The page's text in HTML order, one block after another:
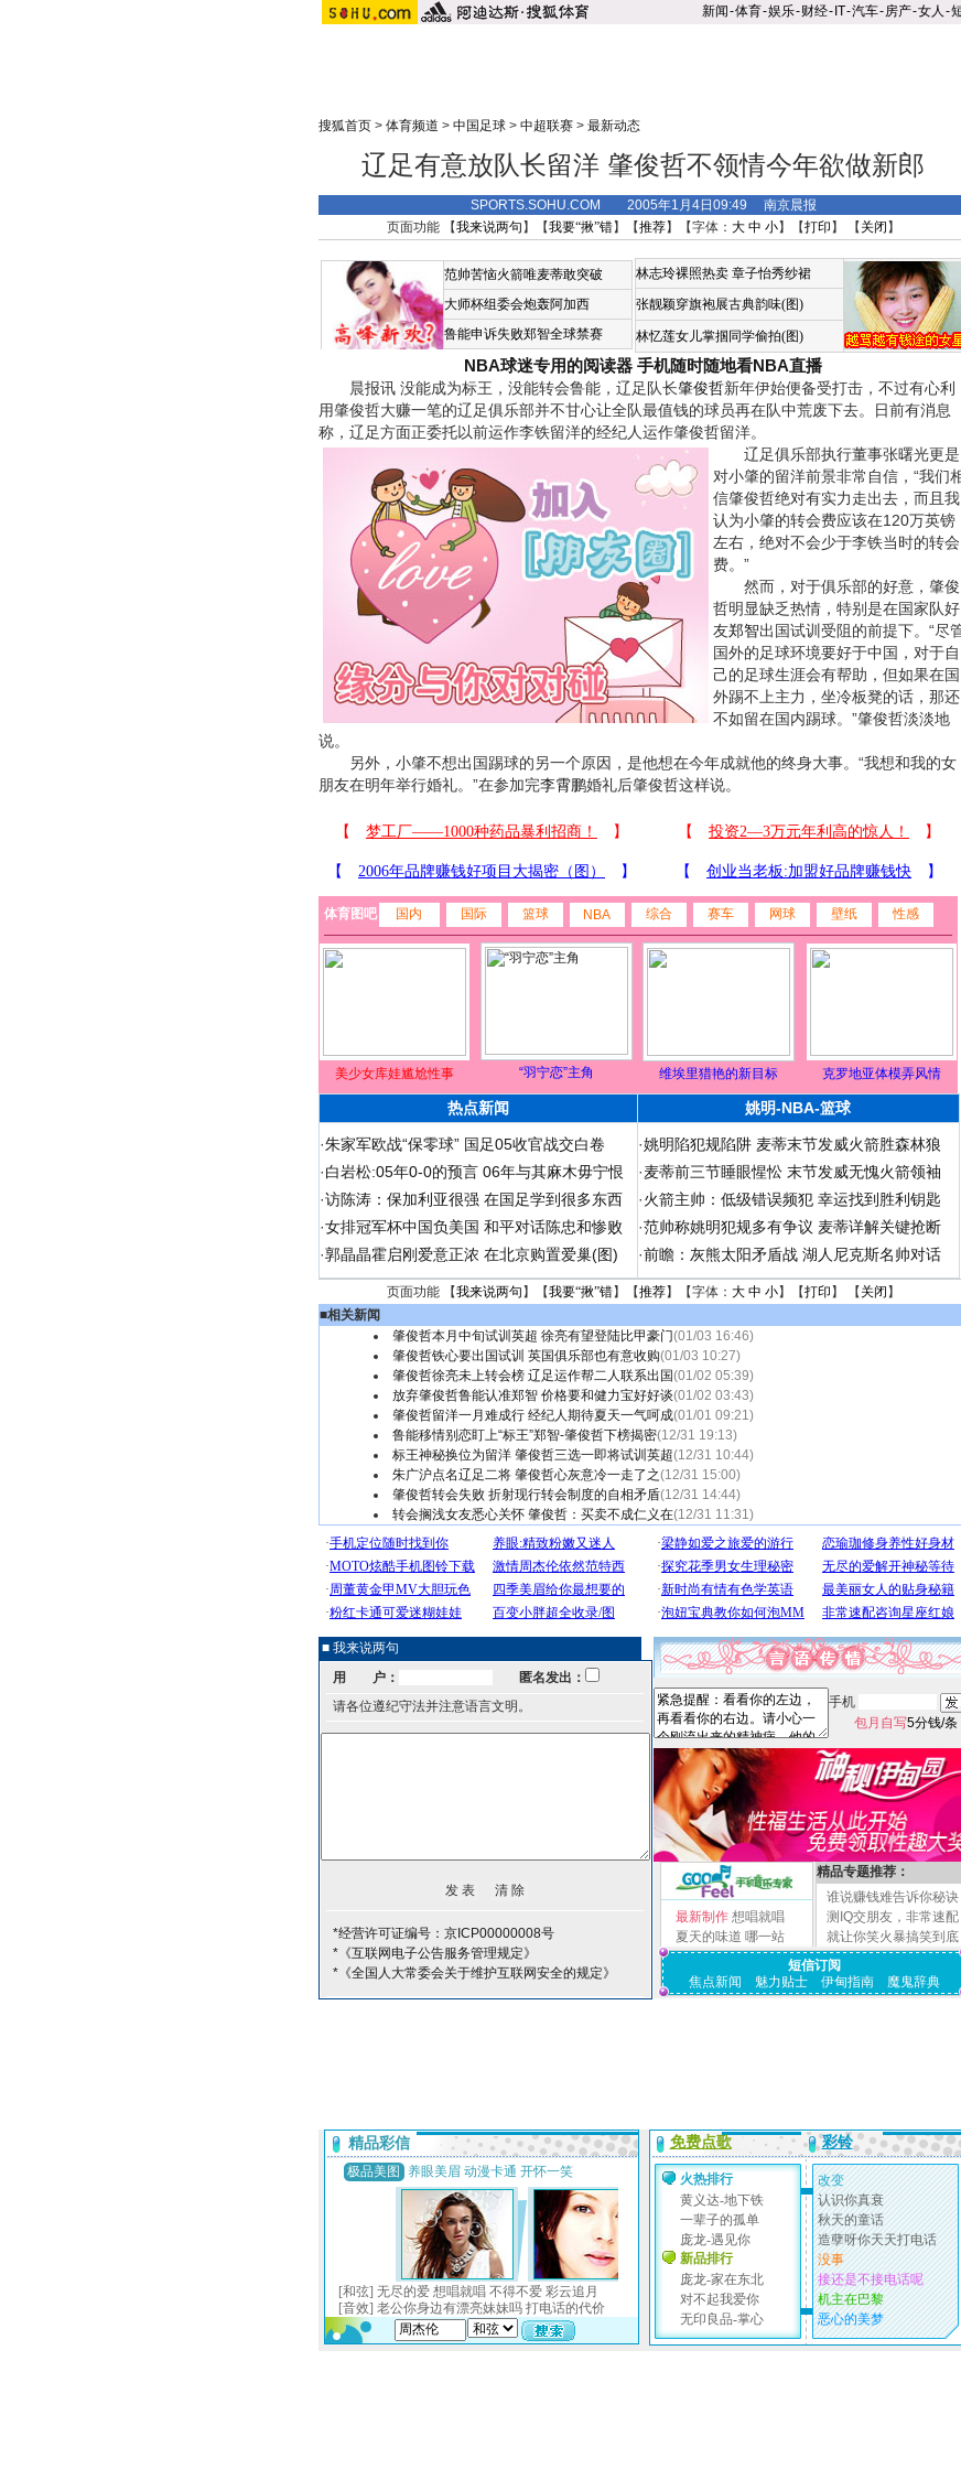
新闻-体育-娱乐-财经- IT-汽车-房产-女人 -
搜狐首页> 体育频道 > 中国足球> 中超联赛> 最新动态
辽足有意放队长留洋 肇俊哲不领情今年欲做新郎
SPORTS.SOHU.COM 2005年1月4日09:49 南京晨报
页面功能 【我来说两句 】【我要“揪”错】【推荐】【字体： 大 中 小】【打印 】 【 关闭 】
范帅苦恼火箭唯麦蒂敢突破
大师杯组委会炮轰阿加西
鲁能申诉失败郑智全球禁赛
林志玲裸照热卖 章子怡秀纱裙
张靓颖穿旗袍展古典韵味(图)
林忆莲女儿掌掴同学偷拍(图)
NBA球迷专用的阅读器 手机随时随地看NBA直播
晨报讯 没能成为标王，没能转会鲁能，辽足队长肇俊哲新年伊始便备受打击，不过有心利
用肇俊哲大赚一笔的辽足俱乐部并不甘心让全队最值钱的球员再在队中荒废下去。日前有消息
称，辽足方面正委托以前运作李铁留洋的经纪人运作肇俊哲留洋。
辽足俱乐部执行董事张曙光更是
对小肇的留洋前景非常自信，“我们
信肇俊哲绝对有实力走出去，而且我
认为小肇的转会费应该在120万英镑
左右，绝对不会少于李铁当时的转会
费。”
然而，对于俱乐部的好意，肇俊
哲明显缺乏热情，特别是在国家队好
友郑智出国试训受阻的前提下。“尽
国外的足球环境要好于中国，对于自
己的足球生涯会有帮助，但如果在国
外踢不上主力，坐冷板凳的话，那还
不如留在国内踢球。”肇俊哲淡淡地
说。
另外，小肇不想出国踢球的另一个原因，是他想在今年成就他的终身大事。“我想和我的女
朋友在明年举行婚礼。”在参加完李霄鹏婚礼后肇俊哲这样说。
体育图吧 国内 国际 篮球 NBA 综合 赛车 网球 壁纸 性感
美少女库娃尴尬性事 “羽宁恋”主角 维埃里猎艳的新目标 克罗地亚体模弄风情
热点新闻 姚明-NBA-篮球
·朱家军欧战“保零球” 国足05收官战交白卷
·白岩松:05年0-0的预言 06年与其麻木毋宁恨
·访陈涛：保加利亚很强 在国足学到很多东西
·女排冠军杯中国负美国 和平对话陈忠和惨败
·郭晶晶霍启刚爱意正浓 在北京购置爱巢(图)
·姚明陷犯规陷阱 麦蒂末节发威火箭胜森林狼
·麦蒂前三节睡眼惺忪 末节发威无愧火箭领袖
·火箭主帅：低级错误频犯 幸运找到胜利钥匙
·范帅称姚明犯规多有争议 麦蒂详解关键抢断
·前瞻：灰熊太阳矛盾战 湖人尼克斯名帅对话
页面功能 【我来说两句 】【我要“揪”错】【推荐】【字体： 大 中 小】【打印 】 【 关闭 】
■相关新闻
肇俊哲本月中旬试训英超 徐亮有望登陆比甲豪门(01/03 16:46)
肇俊哲铁心要出国试训 英国俱乐部也有意收购(01/03 10:27)
肇俊哲徐亮未上转会榜 辽足运作帮二人联系出国(01/02 05:39)
放弃肇俊哲鲁能认准郑智 价格要和健力宝好好谈(01/02 03:43)
肇俊哲留洋一月难成行 经纪人期待夏天一气呵成(01/01 09:21)
鲁能移情别恋盯上“标王”郑智-肇俊哲下榜揭密(12/31 19:13)
标王神秘换位为留洋 肇俊哲三选一即将试训英超(12/31 10:44)
朱广沪点名辽足二将 肇俊哲心灰意冷一走了之(12/31 15:00)
肇俊哲转会失败 折射现行转会制度的自相矛盾(12/31 14:44)
转会搁浅女友悉心关怀 肇俊哲：买卖不成仁义在(12/31 11:31)
■ 我来说两句
用 户：
匿名发出：
请各位遵纪守法并注意语言文明。
*经营许可证编号：京ICP00000008号
*《互联网电子公告服务管理规定》
*《全国人大常委会关于维护互联网安全的规定》
手机
包月自写5分钱/条
最新制作 想唱就唱
夏天的味道 哪一站
精品专题推荐：
谁说赚钱难告诉你秘诀
测IQ交朋友，非常速配
就让你笑火暴搞笑到底
短信订阅
焦点新闻
魅力贴士 伊甸指南 魔鬼辞典